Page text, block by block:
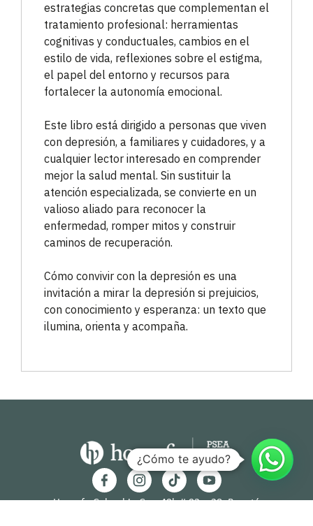
estrategias concretas que complementan el
tratamiento profesional: herramientas
cognitivas y conductuales, cambios en el
estilo de vida, reflexiones sobre el estigma,
el papel del entorno y recursos para
fortalecer la autonomía emocional.
Este libro está dirigido a personas que viven
con depresión, a familiares y cuidadores, y a
cualquier lector interesado en comprender
mejor la salud mental. Sin sustituir la
atención especializada, se convierte en un
valioso aliado para reconocer la
enfermedad, romper mitos y construir
caminos de recuperación.
Cómo convivir con la depresión es una
invitación a mirar la depresión si prejuicios,
con conocimiento y esperanza: un texto que
ilumina, orienta y acompaña.
Hogrefe Colombia Cra. 49b # 93 – 38, Bogotá
¿Cómo te ayudo?